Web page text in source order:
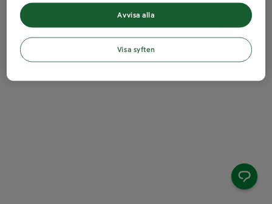
Avvisa alla
Visa syften